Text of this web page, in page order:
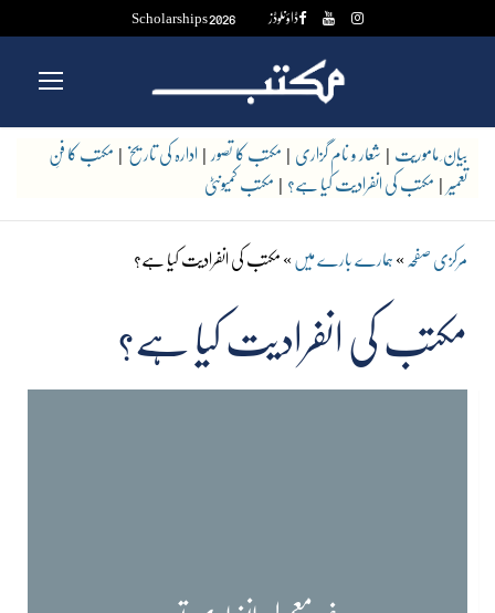
Scholarships 2026 ڈاؤنلوڈز
بیان ِ ماموریّت|شعار و نام گزاری|مکتب کا تصور|ادارہ کی تاریخ|مکتب کا فنِ
تعمیر|مکتب کی انفرادیت کیا ہے؟|مکتب کمیونٹی
مرکزی صفحہ»ہمارے بارے میں»مکتب کی انفرادیت کیا ہے؟
مکتب کی انفرادیت کیا ہے؟